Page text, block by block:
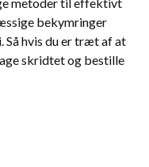
bekymringer
Så hvis du er træt af at
skridtet og bestille